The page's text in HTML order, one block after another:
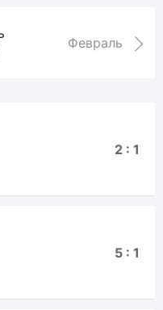
Февраль
2 : 1
5 : 1